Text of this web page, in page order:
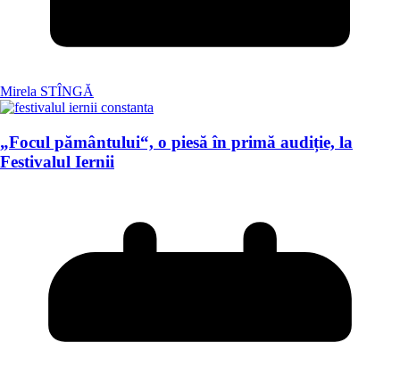
Mirela STÎNGĂ
„Focul pământului“, o piesă în primă audiție, la
Festivalul Iernii